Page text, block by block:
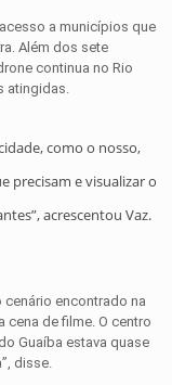
a municípios que
Além dos sete
continua no Rio
atingidas.
como o nosso,
precisam e visualizar o
acrescentou Vaz.
cenário encontrado na
cena de filme. O centro
Guaíba estava quase
disse.